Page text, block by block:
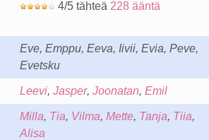
4/5 tähteä 228 ääntä
Eve, Emppu, Eeva, Iivii, Evia, Peve,
Evetsku
Leevi, Jasper, Joonatan, Emil
Milla, Tia, Vilma, Mette, Tanja, Tiia,
Alisa